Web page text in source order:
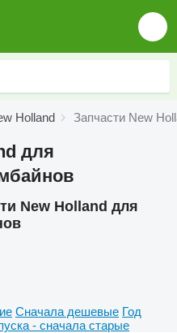
Holland Запчасти New
для
New Holland для
Сначала дешевые Год
- сначала старые